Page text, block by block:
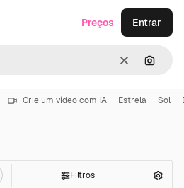
Limpar
Preços Entrar
Crie um vídeo com IA Estrela Sol
Filtros